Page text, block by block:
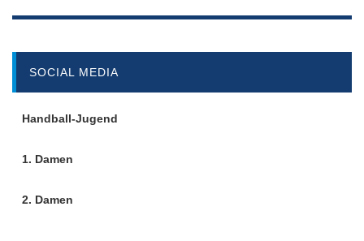
SOCIAL MEDIA
Handball-Jugend
1. Damen
2. Damen